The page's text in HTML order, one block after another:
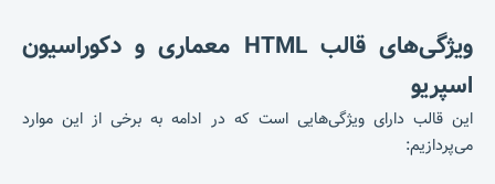
ویژگی‌های
قالب HTML معماری و دکوراسیون
اسپریو
این قالب دارای ویژگی‌هایی است که در ادامه به برخی از این موارد
می‌پردازیم: